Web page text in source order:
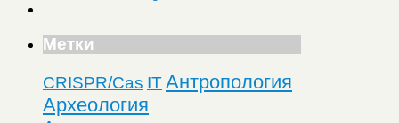
Метки
CRISPR/Cas ITАнтропология
Археология